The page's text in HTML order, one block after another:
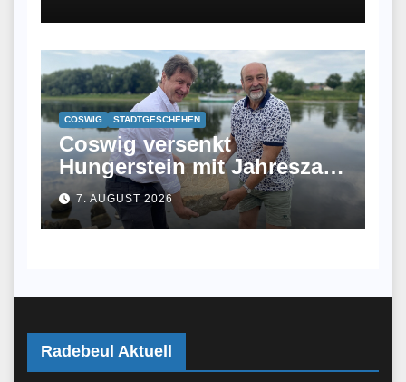
COSWIG STADTGESCHEHEN
Coswig versenkt
Hungerstein mit Jahreszahl
2026 in der Elbe
7. AUGUST 2026
Radebeul Aktuell